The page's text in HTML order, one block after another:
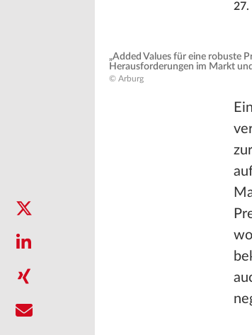
27.
„Added Values für eine robuste
Herausforderungen im Markt
© Arburg